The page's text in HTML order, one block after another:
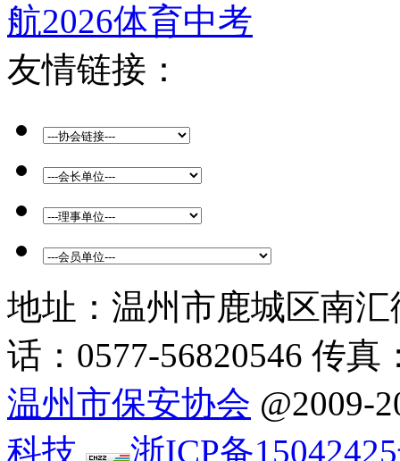
航2026体育中考
友情链接：
地址：温州市鹿城区南
话：0577-56820546 传真
温州市保安协会 @2009-
科技
浙ICP备